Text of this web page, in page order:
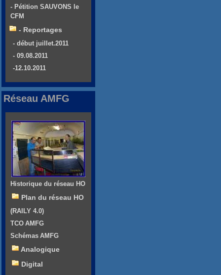
- Pétition SAUVONS le
CFM
- Reportages
- début juillet.2011
- 09.08.2011
-12.10.2011
Réseau AMFG
Historique du réseau HO
Plan du réseau HO
(RAILY 4.0)
TCO AMFG
Schémas AMFG
Analogique
Digital